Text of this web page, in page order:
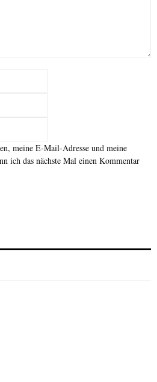
meine E-Mail-Adresse und meine
ich das nächste Mal einen Kommentar